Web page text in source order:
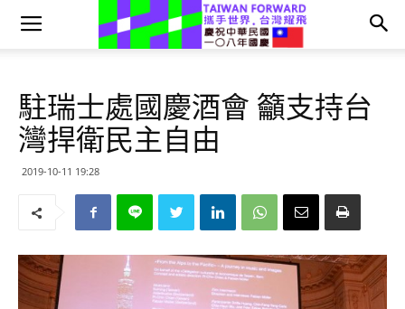
駐瑞士處國慶酒會 籲支持台
灣捍衛民主自由
2019-10-11 19:28